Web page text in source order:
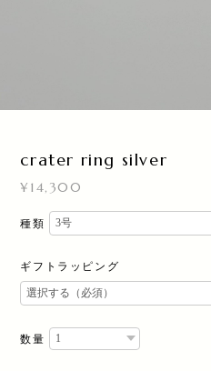
crater ring silver
¥14,300
種類
ギフトラッピング
数量